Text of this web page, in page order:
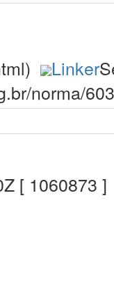
Linker
norma/
[ 1060873 ]